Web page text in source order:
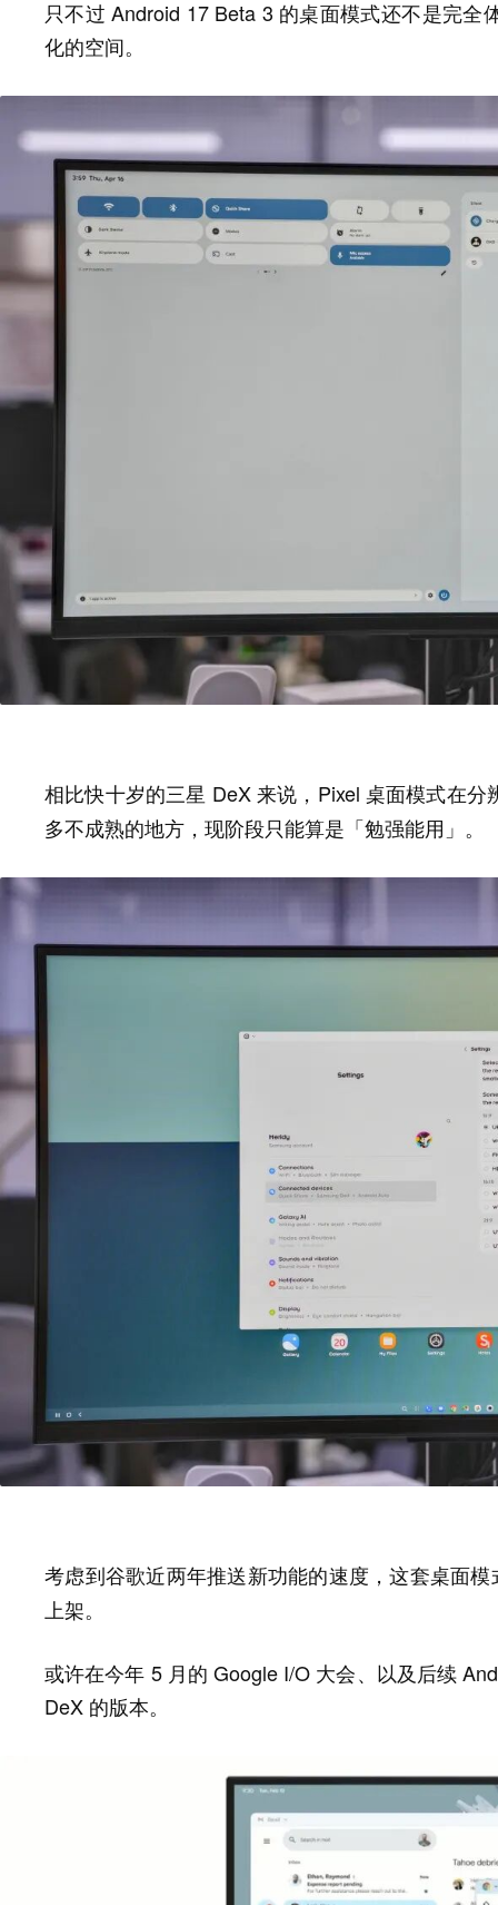
只不过 Android 17 Beta 3 的桌面模式还不是完
化的空间。
相比快十岁的三星 DeX 来说，Pixel 桌面模式在分
多不成熟的地方，现阶段只能算是「勉强能用」。
考虑到谷歌近两年推送新功能的速度，这套桌面
上架。
或许在今年 5 月的 Google I/O 大会、以及后续
DeX 的版本。